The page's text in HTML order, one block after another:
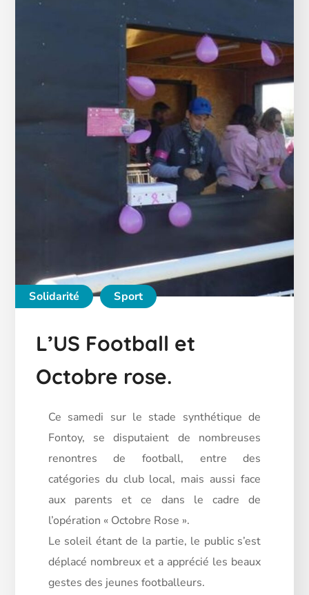
Solidarité Sport
L’US Football et
Octobre rose.
Ce samedi sur le stade synthétique de
Fontoy, se disputaient de nombreuses
renontres de football, entre des
catégories du club local, mais aussi face
aux parents et ce dans le cadre de
l’opération « Octobre Rose ».
Le soleil étant de la partie, le public s’est
déplacé nombreux et a apprécié les beaux
gestes des jeunes footballeurs.